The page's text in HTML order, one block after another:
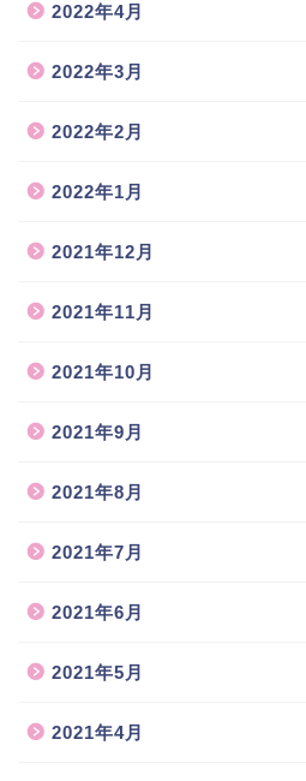
2022年4月
2022年3月
2022年2月
2022年1月
2021年12月
2021年11月
2021年10月
2021年9月
2021年8月
2021年7月
2021年6月
2021年5月
2021年4月